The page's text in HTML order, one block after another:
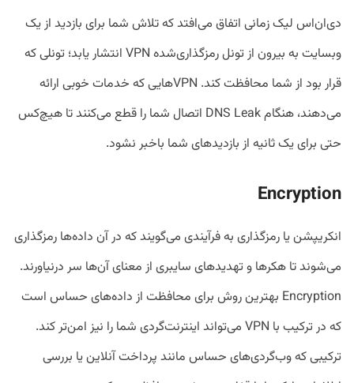
دی‌ان‌اس لیک زمانی اتفاق می‌افتد که تلاش شما برای بازدید از یک
وبسایت به بیرون از تونل رمزگذاری‌شده VPN انتشار یابد؛ تونلی که
قرار بود از شما محافظت کند. VPNهایی که خدمات خوبی ارائه
می‌دهند، هنگام DNS Leak اتصال شما را قطع می‌کنند تا هیچ‌کس
حتی برای یک ثانیه از بازدیدهای شما باخبر نشود.
Encryption
انکریپشن یا رمزگذاری به فرآیندی می‌گویند که در آن داده‌ها رمزگذاری
می‌شوند تا هکرها و تهدیدهای سایبری از معنای آن‌ها سر درنیاورند.
Encryption بهترین روش برای محافظت از داده‌های حساس است
که در ترکیب با VPN می‌تواند اینترنت‌گردی شما را نیز امن‌تر کند.
ترکیبی که وب‌گردی‌های حساس مانند پرداخت آنلاین یا بررسی